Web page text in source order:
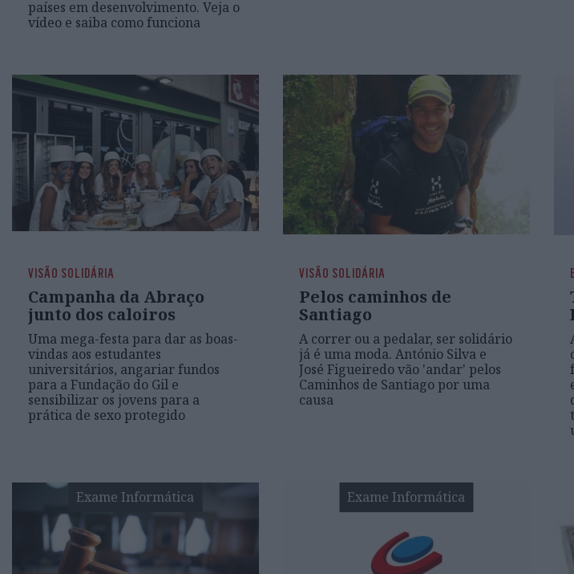
países em desenvolvimento. Veja o
vídeo e saiba como funciona
VISÃO SOLIDÁRIA
Campanha da Abraço
junto dos caloiros
Uma mega-festa para dar as boas-
vindas aos estudantes
universitários, angariar fundos
para a Fundação do Gil e
sensibilizar os jovens para a
prática de sexo protegido
VISÃO SOLIDÁRIA
Pelos caminhos de
Santiago
A correr ou a pedalar, ser solidário
já é uma moda. António Silva e
José Figueiredo vão 'andar' pelos
Caminhos de Santiago por uma
causa
Exame Informática Exame Informática